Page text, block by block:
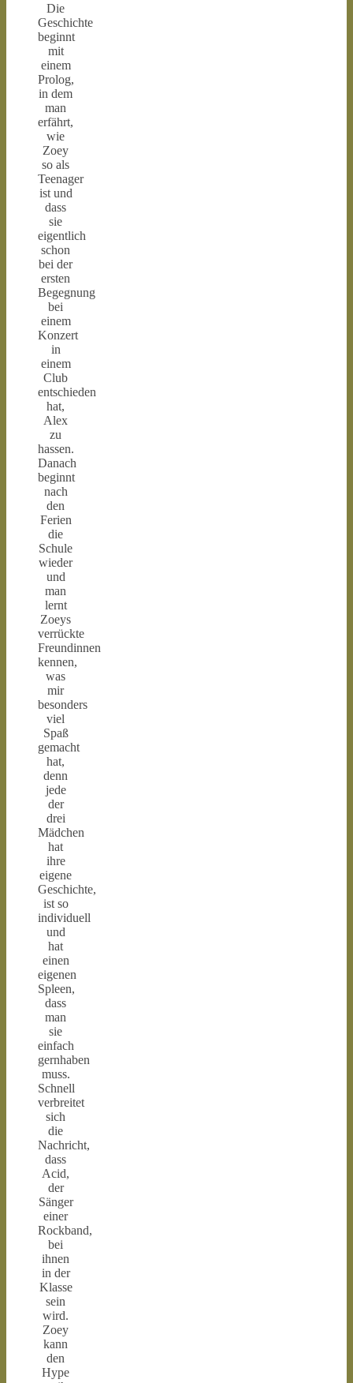
Die
Geschichte
beginnt
mit
einem
Prolog,
in dem
man
erfährt,
wie
Zoey
so als
Teenager
ist und
dass
sie
eigentlich
schon
bei der
ersten
Begegnung
bei
einem
Konzert
in
einem
Club
entschieden
hat,
Alex
zu
hassen.
Danach
beginnt
nach
den
Ferien
die
Schule
wieder
und
man
lernt
Zoeys
verrückte
Freundinnen
kennen,
was
mir
besonders
viel
Spaß
gemacht
hat,
denn
jede
der
drei
Mädchen
hat
ihre
eigene
Geschichte,
ist so
individuell
und
hat
einen
eigenen
Spleen,
dass
man
sie
einfach
gernhaben
muss.
Schnell
verbreitet
sich
die
Nachricht,
dass
Acid,
der
Sänger
einer
Rockband,
bei
ihnen
in der
Klasse
sein
wird.
Zoey
kann
den
Hype